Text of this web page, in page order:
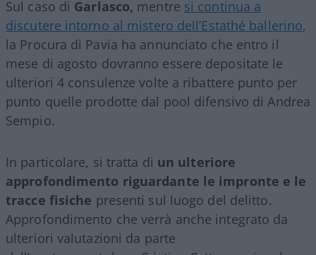
Sul caso di Garlasco, mentre si continua a
discutere intorno al mistero dell’Estathé ballerino,
la Procura di Pavia ha annunciato che entro il
mese di agosto dovranno essere depositate le
ulteriori 4 consulenze volte a ribattere punto per
punto quelle prodotte dal pool difensivo di Andrea
Sempio.
In particolare, si tratta di un ulteriore
approfondimento riguardante le impronte e le
tracce fisiche presenti sul luogo del delitto.
Approfondimento che verrà anche integrato da
ulteriori valutazioni da parte